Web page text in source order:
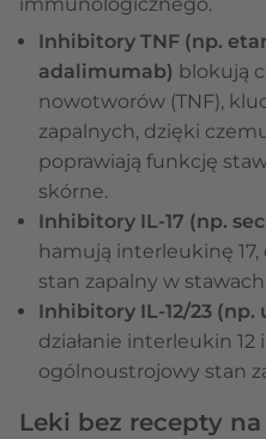
Inhibitory TNF (np.
adalimumab) blokują
nowotworów (TNF),
zapalnych, dzięki
poprawiają funkcję
skórne.
Inhibitory IL-17 (np.
hamują interleukinę 17,
stan zapalny w
Inhibitory IL-12/23
działanie interleukin
ogólnoustrojowy stan
Leki bez recepty na